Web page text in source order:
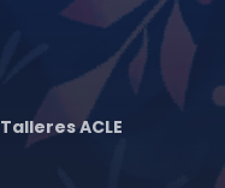
Talleres ACLE